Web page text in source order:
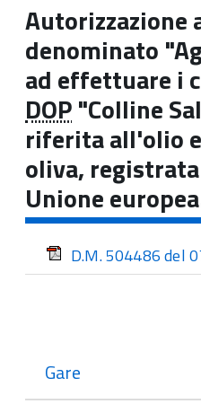
Autorizzazione
denominato
ad effettuare i
DOP"Colline
riferita all'olio
oliva,
Unione
D.M. 504486 del
Gare